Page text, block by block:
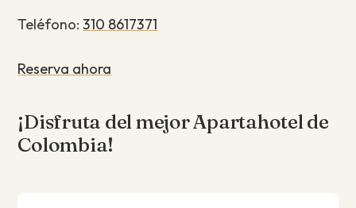
Teléfono:310 8617371
Reserva ahora
¡Disfruta del mejor Apartahotel de
Colombia!